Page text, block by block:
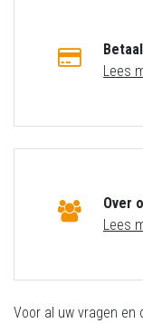
Lees
Over
Lees
Voor al uw vragen en